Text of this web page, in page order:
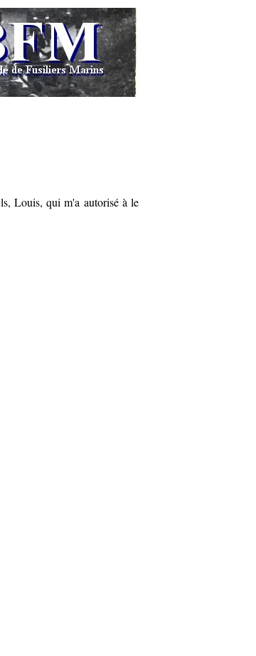
Louis, qui m'a autorisé à le